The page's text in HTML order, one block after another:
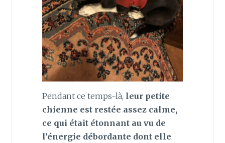
Pendant ce temps-là, leur petite
chienne est restée assez calme,
ce qui était étonnant au vu de
l’énergie débordante dont elle